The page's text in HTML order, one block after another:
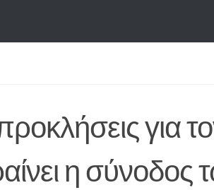
για
η σύνοδος